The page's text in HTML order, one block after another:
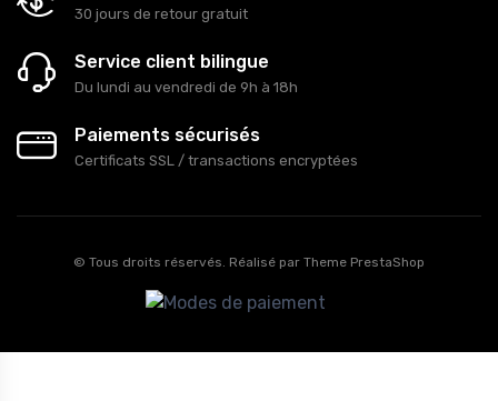
30 jours de retour gratuit
Service client bilingue
Du lundi au vendredi de 9h à 18h
Paiements sécurisés
Certificats SSL / transactions encryptées
© Tous droits réservés. Réalisé par Theme PrestaShop